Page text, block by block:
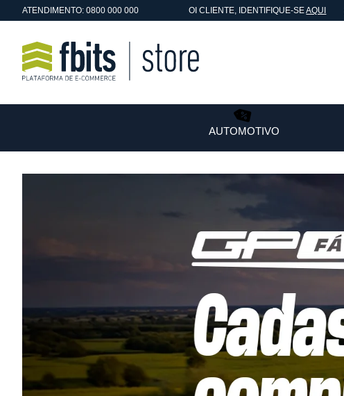
ATENDIMENTO: 0800 000 000 OICLIENTE, IDENTIFIQUE-SEAQUI
AUTOMOTIVO